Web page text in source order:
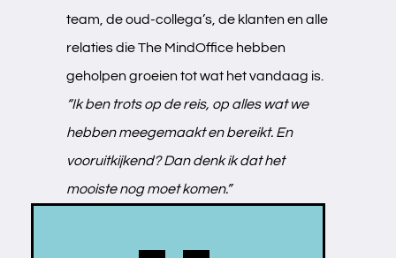
team, de oud-collega’s, de klanten en alle
relaties die The MindOffice hebben
geholpen groeien tot wat het vandaag is.
“Ik ben trots op de reis, op alles wat we
hebben meegemaakt en bereikt. En
vooruitkijkend? Dan denk ik dat het
mooiste nog moet komen.”